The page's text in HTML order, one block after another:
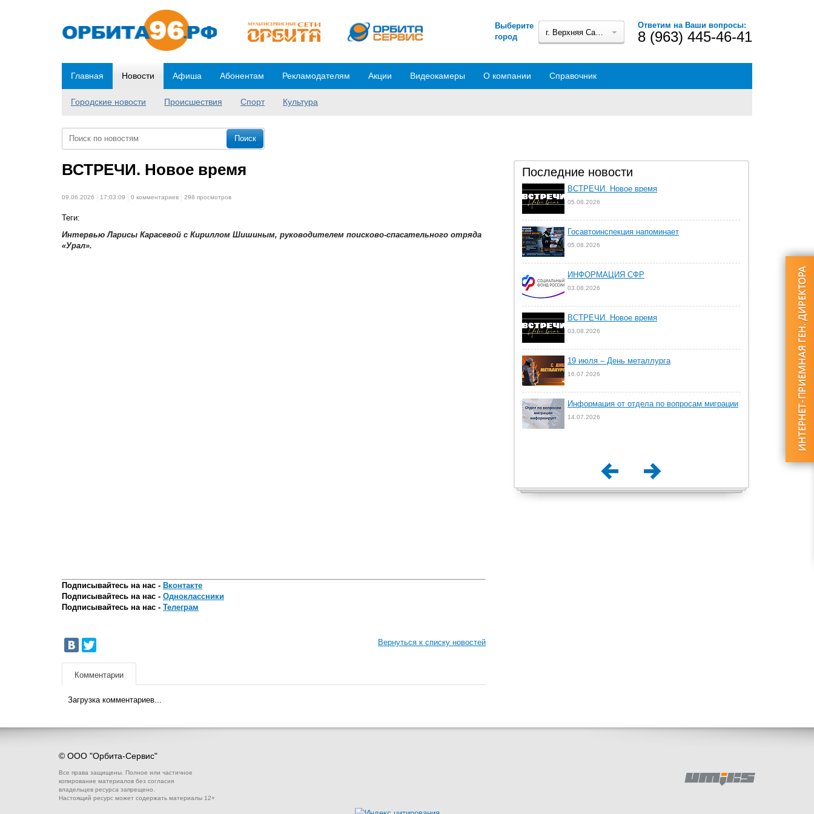
Выберите
город
г. Верхняя Салда
Ответим на Ваши вопросы:
8 (963) 445-46-41
Главная Новости
Городские новости Происшествия Спорт Культура
Афиша Абонентам Рекламодателям Акции Видеокамеры О компании Справочник
ВСТРЕЧИ. Новое время
09.06.2026 17:03:09 0 комментариев 298 просмотров
Теги:
Интервью Ларисы Карасевой с Кириллом Шишиным, руководителем поисково-спасательного отряда
«Урал».
Подписывайтесь на нас - Вконтакте
Подписывайтесь на нас - Одноклассники
Подписывайтесь на нас - Телеграм
Вернуться к списку новостей
Последние новости
ВСТРЕЧИ. Новое время
05.08.2026
Госавтоинспекция напоминает
05.08.2026
ИНФОРМАЦИЯ СФР
03.08.2026
ВСТРЕЧИ. Новое время
03.08.2026
19 июля – День металлурга
16.07.2026
Информация от отдела по вопросам миграции
14.07.2026
Комментарии
Загрузка комментариев...
© ООО "Орбита-Сервис"
Все права защищены. Полное или частичное
копирование материалов без согласия
владельцев ресурса запрещено.
Настоящий ресурс может содержать материалы 12+